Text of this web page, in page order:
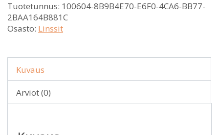
Tuotetunnus: 100604-8B9B4E70-E6F0-4CA6-BB77-
2BAA164B881C
Osasto: Linssit
Kuvaus
Arviot (0)